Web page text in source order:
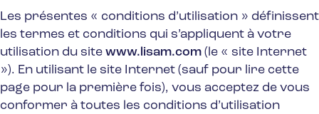
Les présentes « conditions d’utilisation » définissent
les termes et conditions qui s’appliquent à votre
utilisation du site www.lisam.com (le « site Internet
»). En utilisant le site Internet (sauf pour lire cette
page pour la première fois), vous acceptez de vous
conformer à toutes les conditions d’utilisation